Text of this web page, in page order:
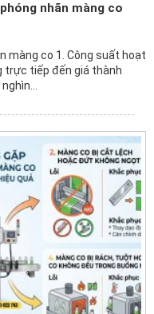
nhãn màng co
màng co 1. Công suất hoạt
trực tiếp đến giá thành